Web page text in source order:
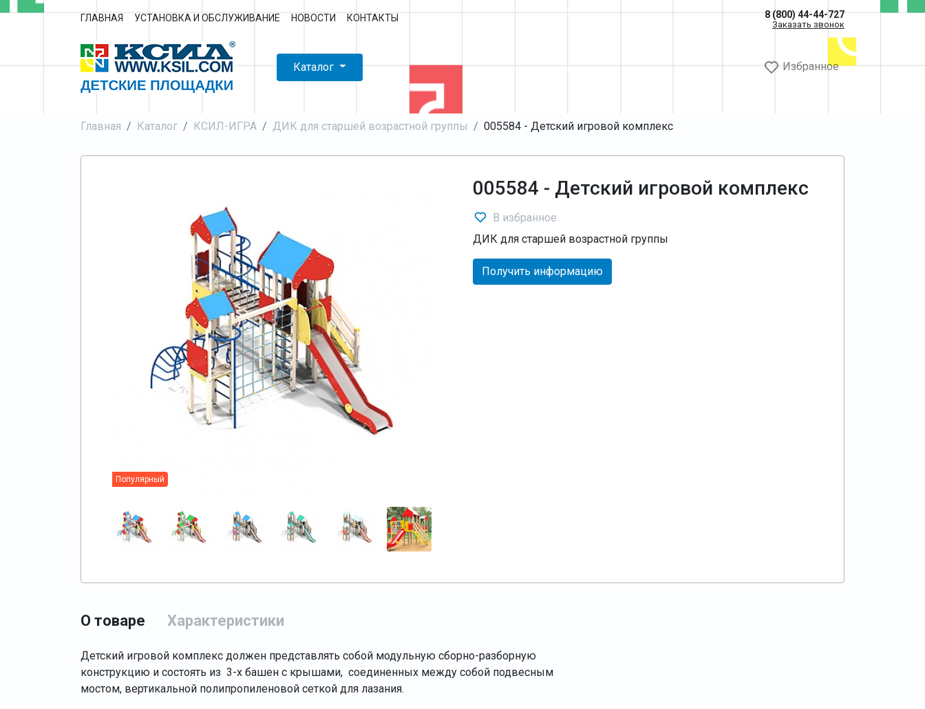
ГЛАВНАЯ УСТАНОВКА И ОБСЛУЖИВАНИЕ НОВОСТИ КОНТАКТЫ 8 (800) 44-44-727
Заказать звонок
Избранное
Каталог
Главная Каталог КСИЛ-ИГРА ДИК для старшей возрастной группы 005584 - Детский игровой комплекс
Популярный
005584 - Детский игровой комплекс
В избранное
ДИК для старшей возрастной группы
Получить информацию
О товаре Характеристики
Детский игровой комплекс должен представлять собой модульную сборно-разборную
конструкцию и состоять из 3-х башен с крышами, соединенных между собой подвесным
мостом, вертикальной полипропиленовой сеткой для лазания.